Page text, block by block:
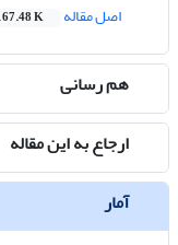
اصل مقاله
K
هم رسانی
ارجاع به این مقاله
آمار